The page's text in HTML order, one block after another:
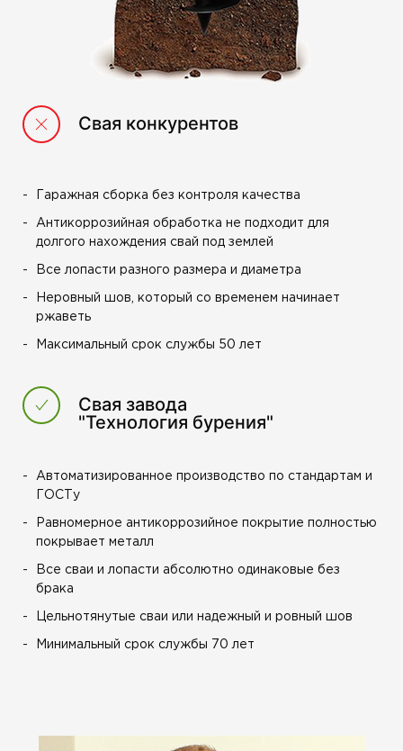
Свая конкурентов
Гаражная сборка без контроля качества
Антикоррозийная обработка не подходит для
долгого нахождения свай под землей
Все лопасти разного размера и диаметра
Неровный шов, который со временем начинает
ржаветь
Максимальный срок службы 50 лет
Свая завода
"Технология бурения"
Автоматизированное производство по стандартам и
ГОСТу
Равномерное антикоррозийное покрытие полностью
покрывает металл
Все сваи и лопасти абсолютно одинаковые без
брака
Цельнотянутые сваи или надежный и ровный шов
Минимальный срок службы 70 лет